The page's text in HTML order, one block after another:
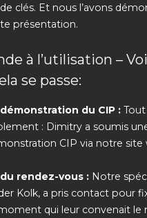
clés. Et nous l’avons
présentation.
à l’utilisation –
se passe:
du CIP : Tout
: Dimitry a soumis
CIP via notre site
rendez-vous : Notre
Kolk, a pris contact pour
qui leur convenait le